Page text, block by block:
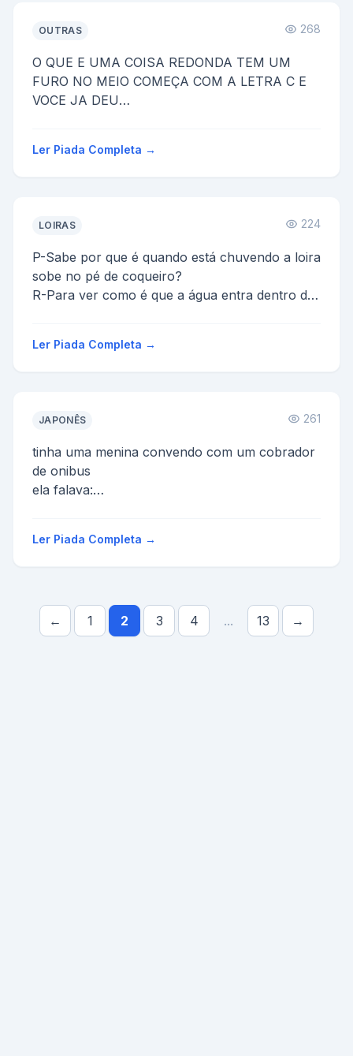
OUTRAS 268
O QUE E UMA COISA REDONDA TEM UM
FURO NO MEIO COMEÇA COM A LETRA C E
VOCE JA DEU
Ler Piada Completa →
LOIRAS 224
P-Sabe por que é quando está chuvendo a loira
sobe no pé de coqueiro?
R-Para ver como é que a água entra dentro do
Ler Piada Completa →
JAPONÊS 261
tinha uma menina convendo com um cobrador
de onibus
ela falava:
...
Ler Piada Completa →
← 1 2 3 4 ... 13 →